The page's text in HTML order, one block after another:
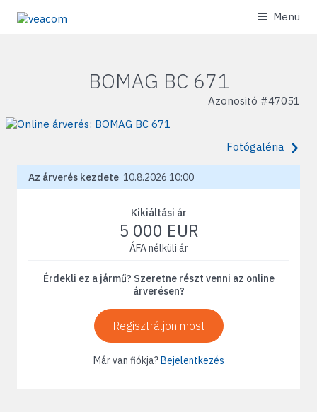
Menü
BOMAG BC 671
Azonositó #47051
Fotógaléria
Az árverés kezdete 10.8.2026 10:00
Kikiáltási ár
5 000 EUR
ÁFA nélküli ár
Érdekli ez a jármű? Szeretne részt venni az online
árverésen?
Regisztráljon most
Már van fiókja?Bejelentkezés